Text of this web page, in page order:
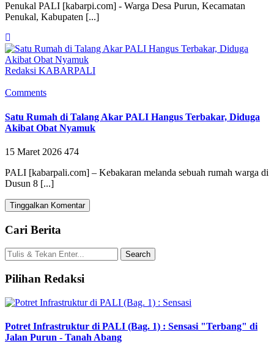
Penukal PALI [kabarpi.com] - Warga Desa Purun, Kecamatan
Penukal, Kabupaten [...]
Redaksi KABARPALI
Comments
Satu Rumah di Talang Akar PALI Hangus Terbakar, Diduga
Akibat Obat Nyamuk
15 Maret 2026 474
PALI [kabarpali.com] – Kebakaran melanda sebuah rumah warga di
Dusun 8 [...]
Tinggalkan Komentar
Cari Berita
Pilihan Redaksi
Potret Infrastruktur di PALI (Bag. 1) : Sensasi "Terbang" di
Jalan Purun - Tanah Abang